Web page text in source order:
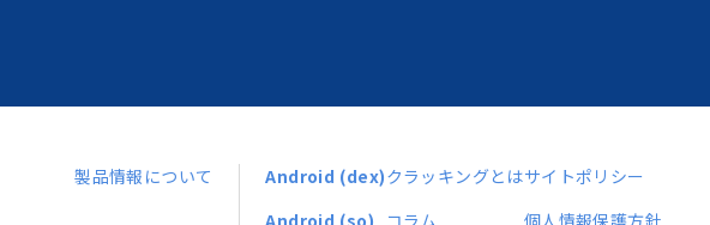
製品情報について
Android (dex)
Android (so)
クラッキングとは
コラム
サイトポリシー
個人情報保護方針